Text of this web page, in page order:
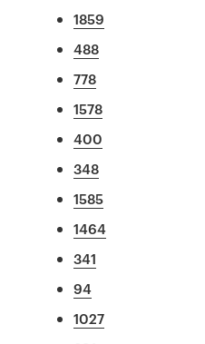
1859
488
778
1578
400
348
1585
1464
341
94
1027